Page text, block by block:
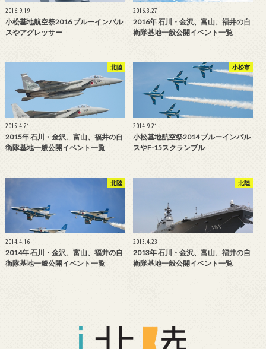
2016.9.19
小松基地航空祭2016 ブルーインパル
スやアグレッサー
2016.3.27
2016年 石川・金沢、富山、福井の自
衛隊基地一般公開イベント一覧
北陸
2015.4.21
2015年 石川・金沢、富山、福井の自
衛隊基地一般公開イベント一覧
小松市
2014.9.21
小松基地航空祭2014 ブルーインパル
スやF-15スクランブル
北陸
2014.4.16
2014年 石川・金沢、富山、福井の自
衛隊基地一般公開イベント一覧
北陸
2013.4.23
2013年 石川・金沢、富山、福井の自
衛隊基地一般公開イベント一覧